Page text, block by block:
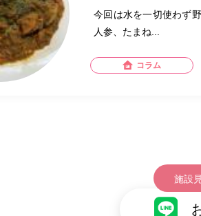
今回は水を一切使わず
人参、たまね...
コラム
施設